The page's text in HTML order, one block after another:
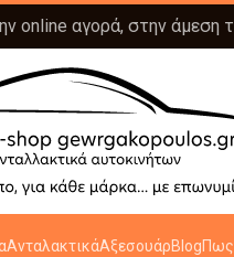
online αγορά, στην άμεση
ΑνταλακτικάΑξεσουάρBlogΠως